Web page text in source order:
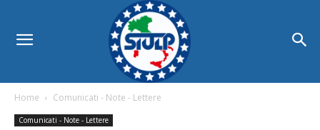
Home Comunicati - Note - Lettere
Comunicati - Note - Lettere